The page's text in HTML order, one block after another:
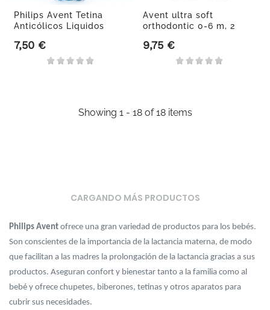
Philips Avent Tetina
Anticólicos Liquidos
Precio
7,50 €
Avent ultra soft
orthodontic 0-6 m, 2
Precio
9,75 €
Showing 1 - 18 of 18 items
CARGANDO MÁS PRODUCTOS
Philips Avent ofrece una gran variedad de productos para los bebés.
Son conscientes de la importancia de la lactancia materna, de modo
que facilitan a las madres la prolongación de la lactancia gracias a sus
productos. Aseguran confort y bienestar tanto a la familia como al
bebé y ofrece chupetes, biberones, tetinas y otros aparatos para
cubrir sus necesidades.